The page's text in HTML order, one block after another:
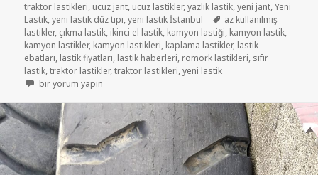
traktör lastikleri, ucuz jant, ucuz lastikler,yazlık lastik,yeni jant,Yeni
Lastik,yeni lastik düz tipi,yeni lastik İstanbul Etiketler
az kullanılmış
lastikler, çıkma lastik, ikinci el lastik, kamyon lastiği, kamyon lastik,
kamyon lastikler, kamyon lastikleri, kaplama lastikler, lastik
ebatları, lastik fiyatları, lastik haberleri, römork lastikleri, sıfır
lastik,traktör lastikler,traktör lastikleri,yeni lastik
900-20 RÖMORK VE TRAKTÖR LASTİKLER için
bir yorum yapın